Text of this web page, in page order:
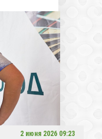
2 июня 2026 09:23